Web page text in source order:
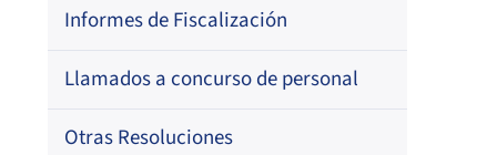
Licencias Médicas
Informes de Fiscalización
Llamados a concurso de personal
Otras Resoluciones